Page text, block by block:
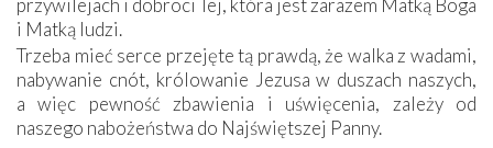
i Matką ludzi.
Trzeba mieć serce przejęte tą prawdą, że walka z wadami,
nabywanie cnót, królowanie Jezusa w duszach naszych,
a więc pewność zbawienia i uświęcenia, zależy od
naszego nabożeństwa do Najświętszej Panny.